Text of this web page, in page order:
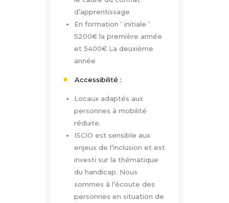
d’apprentissage
En formation ‘ initiale ‘
5200€ la première année
et 5400€ La deuxième
année
Accessibilité :
Locaux adaptés aux
personnes à mobilité
réduite.
ISCIO est sensible aux
enjeux de l’inclusion et est
investi sur la thématique
du handicap. Nous
sommes à l’écoute des
personnes en situation de